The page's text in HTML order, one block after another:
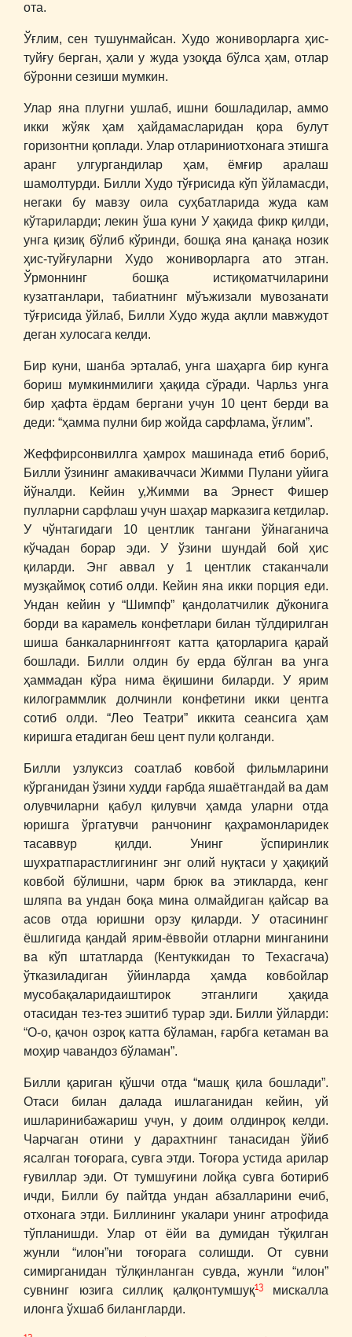
ота.
Ўғлим, сен тушунмайсан. Худо жониворларга ҳис-
туйғу берган, ҳали у жуда узоқда бўлса ҳам, отлар
бўронни сезиши мумкин.
Улар яна плугни ушлаб, ишни бошладилар, аммо
икки жўяк ҳам ҳайдамасларидан қора булут
горизонтни қоплади. Улар отлариниотхонага этишга
аранг улгургандилар ҳам, ёмғир аралаш
шамолтурди. Билли Худо тўғрисида кўп ўйламасди,
негаки бу мавзу оила суҳбатларида жуда кам
кўтариларди; лекин ўша куни У ҳақида фикр қилди,
унга қизиқ бўлиб кўринди, бошқа яна қанақа нозик
ҳис-туйғуларни Худо жониворларга ато этган.
Ўрмоннинг бошқа истиқоматчиларини
кузатганлари, табиатнинг мўъжизали мувозанати
тўғрисида ўйлаб, Билли Худо жуда ақлли мавжудот
деган хулосага келди.
Бир куни, шанба эрталаб, унга шаҳарга бир кунга
бориш мумкинмилиги ҳақида сўради. Чарльз унга
бир ҳафта ёрдам бергани учун 10 цент берди ва
деди: “ҳамма пулни бир жойда сарфлама, ўғлим”.
Жеффирсонвиллга ҳамрох машинада етиб бориб,
Билли ўзининг амакиваччаси Жимми Пулани уйига
йўналди. Кейин у,Жимми ва Эрнест Фишер
пулларни сарфлаш учун шаҳар марказига кетдилар.
У чўнтагидаги 10 центлик тангани ўйнаганича
кўчадан борар эди. У ўзини шундай бой ҳис
қиларди. Энг аввал у 1 центлик стаканчали
музқаймоқ сотиб олди. Кейин яна икки порция еди.
Ундан кейин у “Шимпф” қандолатчилик дўконига
борди ва карамель конфетлари билан тўлдирилган
шиша банкаларнингғоят катта қаторларига қарай
бошлади. Билли олдин бу ерда бўлган ва унга
ҳаммадан кўра нима ёқишини биларди. У ярим
килограммлик долчинли конфетини икки центга
сотиб олди. “Лео Театри” иккита сеансига ҳам
киришга етадиган беш цент пули қолганди.
Билли узлуксиз соатлаб ковбой фильмларини
кўрганидан ўзини худди ғарбда яшаётгандай ва дам
олувчиларни қабул қилувчи ҳамда уларни отда
юришга ўргатувчи ранчонинг қаҳрамонларидек
тасаввур қилди. Унинг ўспиринлик
шухратпарастлигининг энг олий нуқтаси у ҳақиқий
ковбой бўлишни, чарм брюк ва этикларда, кенг
шляпа ва ундан боқа мина олмайдиган қайсар ва
асов отда юришни орзу қиларди. У отасининг
ёшлигида қандай ярим-ёввойи отларни минганини
ва кўп штатларда (Кентуккидан то Техасгача)
ўтказиладиган ўйинларда ҳамда ковбойлар
мусобақаларидаиштирок этганлиги ҳақида
отасидан тез-тез эшитиб турар эди. Билли ўйларди:
“О-о, қачон озроқ катта бўламан, ғарбга кетаман ва
моҳир чавандоз бўламан”.
Билли қариган қўшчи отда “машқ қила бошлади”.
Отаси билан далада ишлаганидан кейин, уй
ишларинибажариш учун, у доим олдинроқ келди.
Чарчаган отини у дарахтнинг танасидан ўйиб
ясалган тоғорага, сувга этди. Тоғора устида арилар
ғувиллар эди. От тумшуғини лойқа сувга ботириб
ичди, Билли бу пайтда ундан абзалларини ечиб,
отхонага этди. Биллининг укалари унинг атрофида
тўпланишди. Улар от ёйи ва думидан тўқилган
жунли “илон”ни тоғорага солишди. От сувни
симирганидан тўлқинланган сувда, жунли “илон”
сувнинг юзига силлиқ қалқонтумшуқ13мискалла
илонга ўхшаб билангларди.